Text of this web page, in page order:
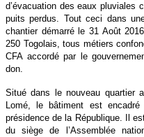
d’évacuation des eaux pluviales
puits perdus. Tout ceci dans
chantier démarré le 31 Août
250 Togolais, tous métiers
CFA accordé par le
don.
Situé dans le nouveau quartier
Lomé, le bâtiment est
présidence de la République. Il
du siège de l’Assemblée